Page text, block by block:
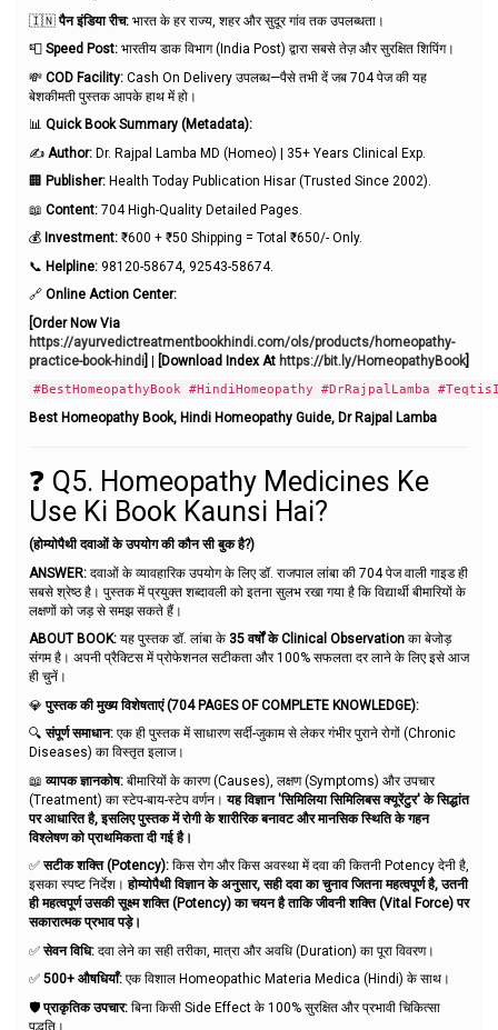
🇮🇳पैन इंडिया रीच: भारत के हर राज्य, शहर और सुदूर गांव तक उपलब्धता।
📮 Speed Post: भारतीय डाक विभाग (India Post) द्वारा सबसे तेज़ और सुरक्षित शिपिंग।
💸 COD Facility: Cash On Delivery उपलब्ध—पैसे तभी दें जब 704 पेज की यह
बेशकीमती पुस्तक आपके हाथ में हो।
📊 Quick Book Summary (Metadata):
✍️ Author: Dr. Rajpal Lamba MD (Homeo) | 35+ Years Clinical Exp.
🏢 Publisher: Health Today Publication Hisar (Trusted Since 2002).
📖 Content: 704 High-Quality Detailed Pages.
💰 Investment: ₹600 + ₹50 Shipping = Total ₹650/- Only.
📞 Helpline: 98120-58674, 92543-58674.
🔗 Online Action Center:
[Order Now Via
https://ayurvedictreatmentbookhindi.com/ols/products/homeopathy-
practice-book-hindi | [Download Index At https://bit.ly/HomeopathyBook]
#BestHomeopathyBook #HindiHomeopathy #DrRajpalLamba
Best Homeopathy Book, Hindi Homeopathy Guide, Dr Rajpal Lamba
❓ Q5. Homeopathy Medicines Ke
Use Ki Book Kaunsi Hai?
(होम्योपैथी दवाओं के उपयोग की कौन सी बुक है?)
ANSWER: दवाओं के व्यावहारिक उपयोग के लिए डॉ. राजपाल लांबा की 704 पेज वाली गाइड ही
सबसे श्रेष्ठ है। पुस्तक में प्रयुक्त शब्दावली को इतना सुलभ रखा गया है कि विद्यार्थी बीमारियों के
लक्षणों को जड़ से समझ सकते हैं।
ABOUT BOOK: यह पुस्तक डॉ. लांबा के 35 वर्षों के Clinical Observation का बेजोड़
संगम है। अपनी प्रैक्टिस में प्रोफेशनल सटीकता और 100% सफलता दर लाने के लिए इसे आज
ही चुनें।
💎पुस्तक की मुख्य विशेषताएं (704 PAGES OF COMPLETE KNOWLEDGE):
🔍संपूर्ण समाधान: एक ही पुस्तक में साधारण सर्दी-जुकाम से लेकर गंभीर पुराने रोगों (Chronic
Diseases) का विस्तृत इलाज।
📖व्यापक ज्ञानकोष: बीमारियों के कारण (Causes), लक्षण (Symptoms) और उपचार
(Treatment) का स्टेप-बाय-स्टेप वर्णन।यह विज्ञान 'सिमिलिया सिमिलिबस क्यूरेंटुर' के सिद्धांत
पर आधारित है, इसलिए पुस्तक में रोगी के शारीरिक बनावट और मानसिक स्थिति के गहन
विश्लेषण को प्राथमिकता दी गई है।
✅सटीक शक्ति (Potency): किस रोग और किस अवस्था में दवा की कितनी Potency देनी है,
इसका स्पष्ट निर्देश।होम्योपैथी विज्ञान के अनुसार, सही दवा का चुनाव जितना महत्वपूर्ण है, उतनी
ही महत्वपूर्ण उसकी सूक्ष्म शक्ति (Potency) का चयन है ताकि जीवनी शक्ति (Vital Force) पर
सकारात्मक प्रभाव पड़े।
✅सेवन विधि: दवा लेने का सही तरीका, मात्रा और अवधि (Duration) का पूरा विवरण।
✅ 500+ औषधियाँ: एक विशाल Homeopathic Materia Medica (Hindi) के साथ।
🛡️प्राकृतिक उपचार: बिना किसी Side Effect के 100% सुरक्षित और प्रभावी चिकित्सा
पद्धति।